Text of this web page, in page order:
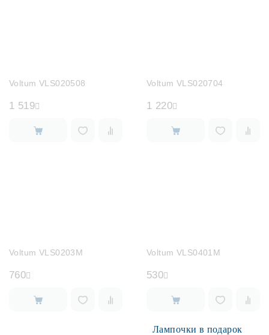
Voltum VLS020508
1 519
Voltum VLS020704
1 220
Voltum VLS0203M
760
Voltum VLS0401M
530
Лампочки в подарок